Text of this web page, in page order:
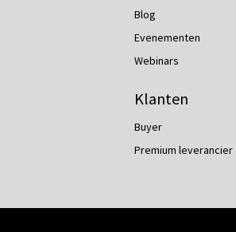
Blog
Evenementen
Webinars
Klanten
Buyer
Premium leverancier